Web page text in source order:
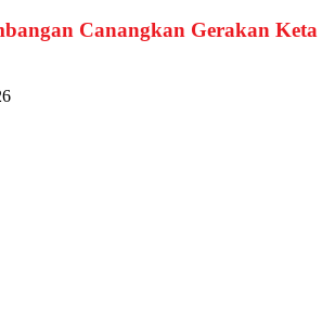
Canangkan Gerakan Keta